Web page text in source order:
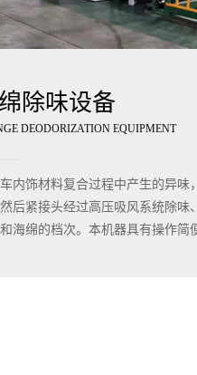
除味设备
DEODORIZATION EQUIPMENT
内饰材料复合过程中产生的异味
后紧接头经过高压吸风系统除味
海绵的档次。本机器具有操作简